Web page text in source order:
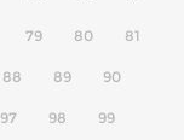
79 80 81
88 89 90
97 98 99